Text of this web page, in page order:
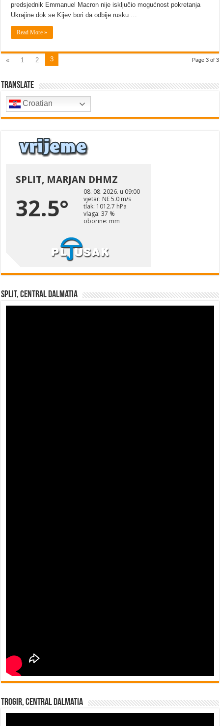
predsjednik Emmanuel Macron nije isključio mogućnost pokretanja
Ukrajine dok se Kijev bori da odbije rusku …
Read More »
Page 3 of 3
« 1 2 3
Translate
Croatian
Split, Central Dalmatia
Trogir, Central Dalmatia